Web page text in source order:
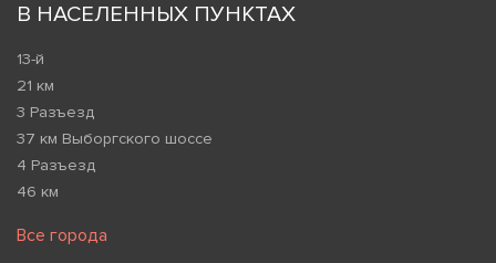
В НАСЕЛЕННЫХ ПУНКТАХ
13-й
21 км
3 Разъезд
37 км Выборгского шоссе
4 Разъезд
46 км
Все города